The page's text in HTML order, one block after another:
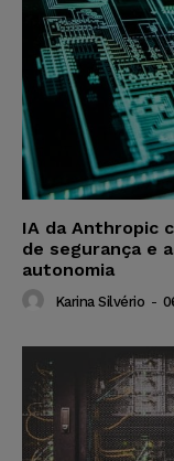
IA da Anthropic
de segurança e
autonomia
Karina Silvério -